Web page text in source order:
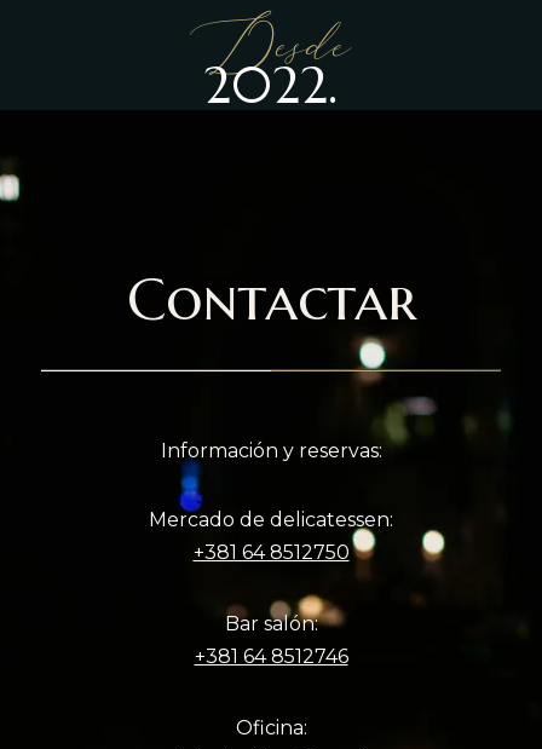
Desde
2022.
Contactar
Información y reservas:
Mercado de delicatessen:
+381 64 8512750
Bar salón:
+381 64 8512746
Oficina: